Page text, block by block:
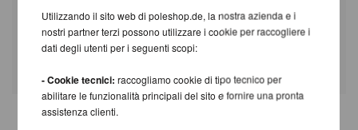
se desideri il palo statico (static) E rotante
(spinning) oppure solo statico (static).
Utilizzando il sito web di poleshop.de, la nostra azienda e i
nostri partner terzi possono utilizzare i cookie per raccogliere i
dati degli utenti per i seguenti scopi:
- Cookie tecnici: raccogliamo cookie di tipo tecnico per
abilitare le funzionalità principali del sito e fornire una pronta
assistenza clienti.